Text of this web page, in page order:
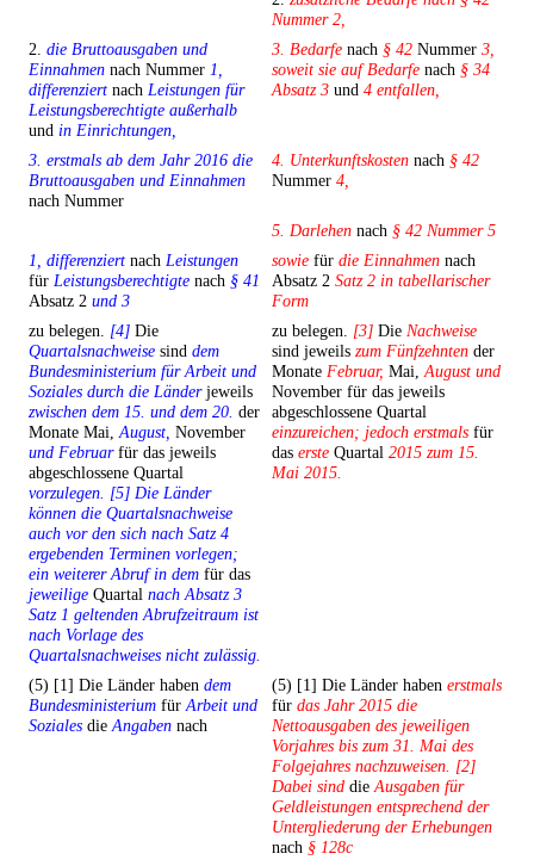
Nummer 2,
2. die Bruttoausgaben und
Einnahmen nach Nummer 1,
differenziert nach Leistungen für
Leistungsberechtigte außerhalb
und in Einrichtungen,
3. Bedarfe nach § 42 Nummer 3,
soweit sie auf Bedarfe nach § 34
Absatz 3 und 4 entfallen,
3. erstmals ab dem Jahr 2016 die
Bruttoausgaben und Einnahmen
nach Nummer
4. Unterkunftskosten nach § 42
Nummer 4,
5. Darlehen nach § 42 Nummer 5
1, differenziert nach Leistungen
für Leistungsberechtigte nach § 41
Absatz 2 und 3
sowie für die Einnahmen nach
Absatz 2 Satz 2 in tabellarischer
Form
zu belegen. [4] Die
Quartalsnachweise sind dem
Bundesministerium für Arbeit und
Soziales durch die Länderjeweils
zwischen dem 15. und dem 20. der
Monate Mai,August, November
und Februarfür das jeweils
abgeschlossene Quartal
vorzulegen. [5] Die Länder
können die Quartalsnachweise
auch vor den sich nach Satz 4
ergebenden Terminen vorlegen;
ein weiterer Abruf in dem für das
jeweilige Quartal nach Absatz 3
Satz 1 geltenden Abrufzeitraum ist
nach Vorlage des
Quartalsnachweises nicht zulässig.
zu belegen. [3] Die Nachweise
sind jeweils zum Fünfzehnten der
Monate Februar, Mai,August und
November für das jeweils
abgeschlossene Quartal
einzureichen; jedoch erstmals für
das erste Quartal 2015 zum 15.
Mai 2015.
(5) [1] Die Länder haben dem
Bundesministerium fürArbeit und
Soziales dieAngaben nach
(5) [1] Die Länder haben erstmals
für das Jahr 2015 die
Nettoausgaben des jeweiligen
Vorjahres bis zum 31. Mai des
Folgejahres nachzuweisen. [2]
Dabei sind dieAusgaben für
Geldleistungen entsprechend der
Untergliederung der Erhebungen
nach § 128c